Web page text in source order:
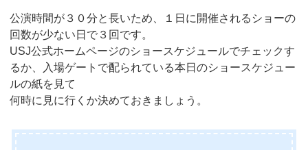
公演時間が３０分と長いため、１日に開催されるショーの
回数が少ない日で３回です。
USJ公式ホームページのショースケジュールでチェックす
るか、入場ゲートで配られている本日のショースケジュー
ルの紙を見て
何時に見に行くか決めておきましょう。